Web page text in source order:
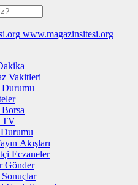
www.magazinsitesi.org
Vakitleri
Borsa
TV
Akışları
Eczaneler
Gönder
Sonuçlar